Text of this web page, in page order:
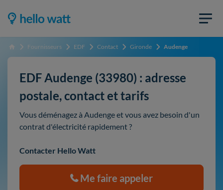
Accueil Fournisseurs EDF Contact Gironde Audenge
EDF Audenge (33980) : adresse
postale, contact et tarifs
Vous déménagez à Audenge et vous avez besoin d'un
contrat d'électricité rapidement ?
Contacter Hello Watt
Me faire appeler